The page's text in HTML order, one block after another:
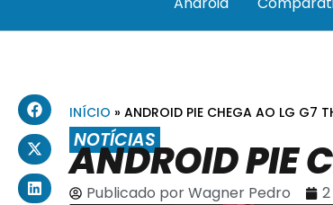
INÍCIO » ANDROID PIE CHEGA AO LG G7
NOTÍCIAS
ANDROID PIE
Publicado porWagner Pedro